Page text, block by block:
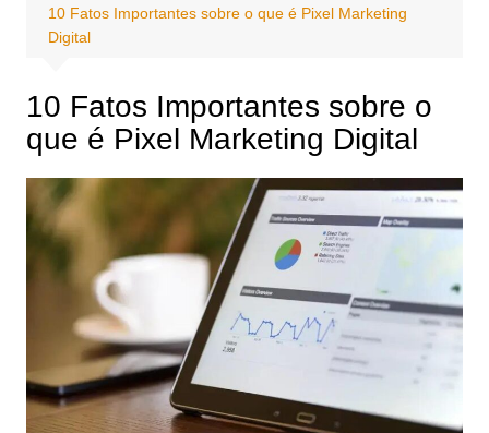
10 Fatos Importantes sobre o que é Pixel Marketing
Digital
10 Fatos Importantes sobre o
que é Pixel Marketing Digital